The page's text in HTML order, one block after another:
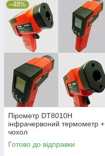
–48%
Пірометр DT8010H
інфрачервоний термометр +
чохол
Готово до відправки